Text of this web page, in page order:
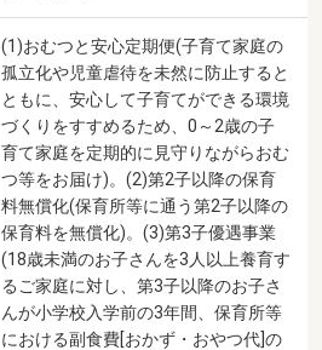
(1)おむつと安心定期便(子育て家庭の
孤立化や児童虐待を未然に防止すると
ともに、安心して子育てができる環境
づくりをすすめるため、0～2歳の子
育て家庭を定期的に見守りながらおむ
つ等をお届け)。(2)第2子以降の保育
料無償化(保育所等に通う第2子以降の
保育料を無償化)。(3)第3子優遇事業
(18歳未満のお子さんを3人以上養育す
るご家庭に対し、第3子以降のお子さ
んが小学校入学前の3年間、保育所等
における副食費[おかず・おやつ代]の